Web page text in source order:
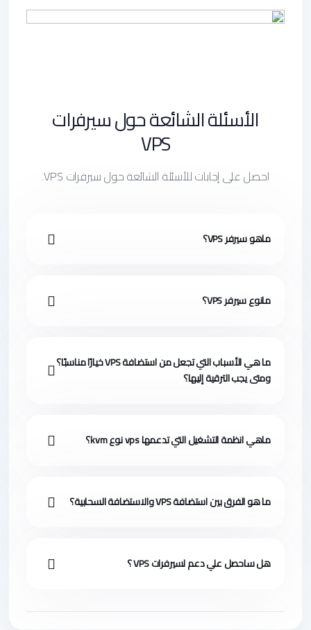
الأسئلة الشائعة حول سيرفرات
VPS
احصل على إجابات للأسئلة الشائعة حول سيرفرات VPS.
ماهو سيرفر VPS؟
مانوع سيرفر VPS؟
ما هي الأسباب التي تجعل من استضافة VPS خيارًا مناسبًا؟
ومتى يجب الترقية إليها؟
ماهي انظمة التشغيل التي تدعمها vps نوع kvm؟
ما هو الفرق بين استضافة VPS والاستضافة السحابية؟
هل ساحصل علي دعم لسيرفرات VPS ؟